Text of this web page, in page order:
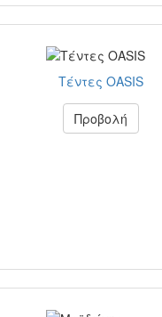
Τέντες OASIS
Προβολή